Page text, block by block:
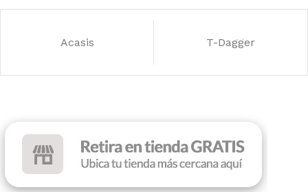
DISCO SSD 500 GB DISCO SSD
Acasis T-Dagger